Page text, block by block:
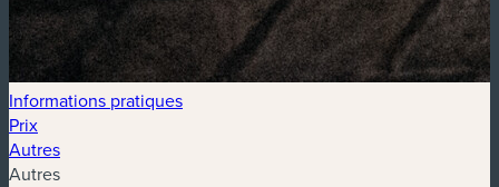
Informations pratiques
Prix
Autres
Autres